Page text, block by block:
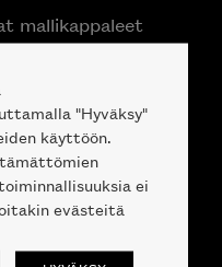
mallikappaleet
"Hyväksy"
käyttöön.
ei
evästeitä